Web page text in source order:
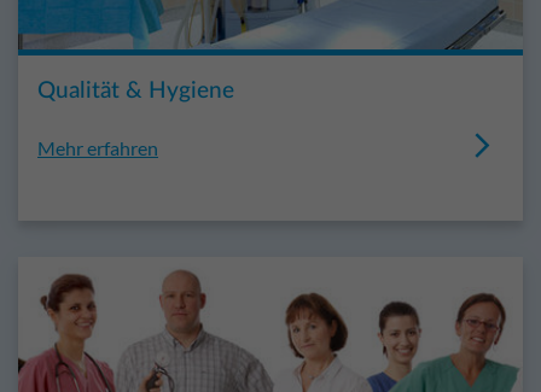
Qualität & Hygiene
Mehr erfahren